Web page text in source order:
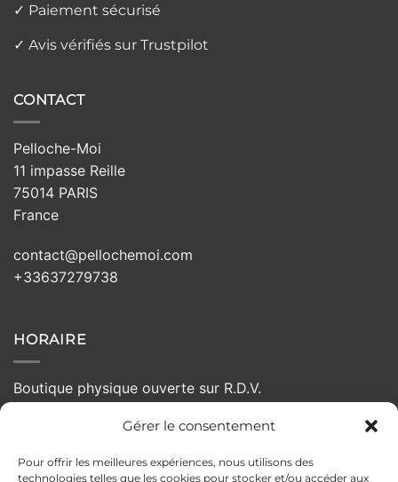
Gérer le consentement
Pour offrir les meilleures expériences, nous utilisons des
technologies telles que les cookies pour stocker et/ou accéder aux
✓ Paiement sécurisé
✓ Avis vérifiés sur Trustpilot
CONTACT
Pelloche-Moi
11 impasse Reille
75014 PARIS
France
contact@pellochemoi.com
+33637279738
HORAIRE
Boutique physique ouverte sur R.D.V.
Mercredi : 10h - 19h